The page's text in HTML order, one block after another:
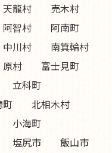
天龍村
売木村
阿智村
阿南町
中川村
南箕輪村
原村
富士見町
立科町
町
北相木村
小海町
塩尻市
飯山市